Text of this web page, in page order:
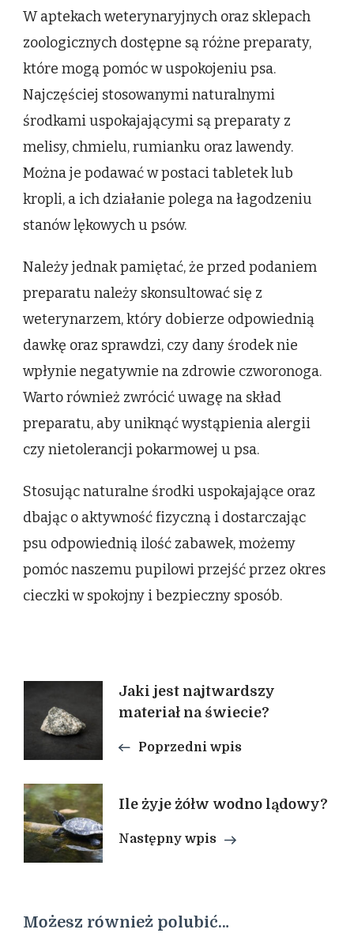
W aptekach weterynaryjnych oraz sklepach
zoologicznych dostępne są różne preparaty,
które mogą pomóc w uspokojeniu psa.
Najczęściej stosowanymi naturalnymi
środkami uspokajającymi są preparaty z
melisy, chmielu, rumianku oraz lawendy.
Można je podawać w postaci tabletek lub
kropli, a ich działanie polega na łagodzeniu
stanów lękowych u psów.
Należy jednak pamiętać, że przed podaniem
preparatu należy skonsultować się z
weterynarzem, który dobierze odpowiednią
dawkę oraz sprawdzi, czy dany środek nie
wpłynie negatywnie na zdrowie czworonoga.
Warto również zwrócić uwagę na skład
preparatu, aby uniknąć wystąpienia alergii
czy nietolerancji pokarmowej u psa.
Stosując naturalne środki uspokajające oraz
dbając o aktywność fizyczną i dostarczając
psu odpowiednią ilość zabawek, możemy
pomóc naszemu pupilowi przejść przez okres
cieczki w spokojny i bezpieczny sposób.
Nawigacja
wpisu
Jaki jest najtwardszy
materiał na świecie?
Poprzedni wpis
Ile żyje żółw wodno lądowy?
Następny wpis
Możesz również polubić…